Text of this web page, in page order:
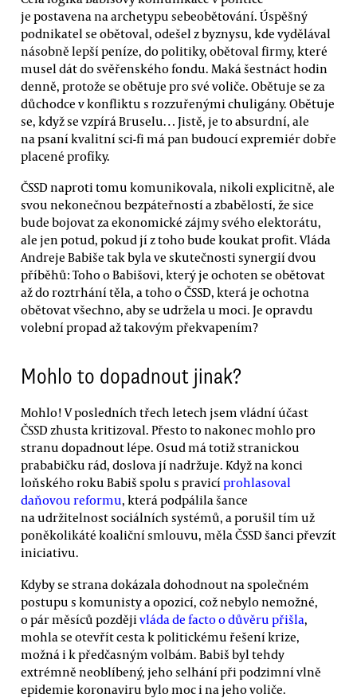
je postavena na archetypu sebeobětování. Úspěšný
podnikatel se obětoval, odešel z byznysu, kde vydělával
násobně lepší peníze, do politiky, obětoval firmy, které
musel dát do svěřenského fondu. Maká šestnáct hodin
denně, protože se obětuje pro své voliče. Obětuje se za
důchodce v konfliktu s rozzuřenými chuligány. Obětuje
se, když se vzpírá Bruselu… Jistě, je to absurdní, ale
na psaní kvalitní sci-fi má pan budoucí expremiér dobře
placené profíky.
ČSSD naproti tomu komunikovala, nikoli explicitně, ale
svou nekonečnou bezpáteřností a zbabělostí, že sice
bude bojovat za ekonomické zájmy svého elektorátu,
ale jen potud, pokud jí z toho bude koukat profit. Vláda
Andreje Babiše tak byla ve skutečnosti synergií dvou
příběhů: Toho o Babišovi, který je ochoten se obětovat
až do roztrhání těla, a toho o ČSSD, která je ochotna
obětovat všechno, aby se udržela u moci. Je opravdu
volební propad až takovým překvapením?
Mohlo to dopadnout jinak?
Mohlo! V posledních třech letech jsem vládní účast
ČSSD zhusta kritizoval. Přesto to nakonec mohlo pro
stranu dopadnout lépe. Osud má totiž stranickou
prababičku rád, doslova jí nadržuje. Když na konci
loňského roku Babiš spolu s pravicíprohlasoval
daňovou reformu, která podpálila šance
na udržitelnost sociálních systémů, a porušil tím už
poněkolikáté koaliční smlouvu, měla ČSSD šanci převzít
iniciativu.
Kdyby se strana dokázala dohodnout na společném
postupu s komunisty a opozicí, což nebylo nemožné,
o pár měsíců později vláda de facto o důvěru přišla,
mohla se otevřít cesta k politickému řešení krize,
možná i k předčasným volbám. Babiš byl tehdy
extrémně neoblíbený, jeho selhání při podzimní vlně
epidemie koronaviru bylo moc i na jeho voliče.